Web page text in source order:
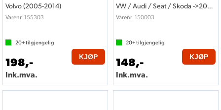
Volvo (2005-2014)
Varenr 155303
20+tilgjengelig
198,-
Ink.mva.
KJØP
VW / Audi / Seat / Skoda ->2005 m/ISO
Varenr 150003
20+tilgjengelig
148,-
Ink.mva.
KJØP